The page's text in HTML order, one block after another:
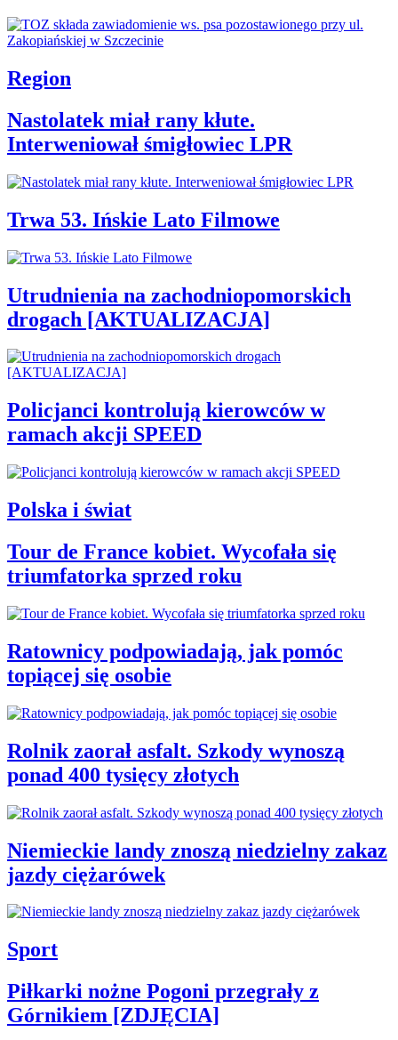
Region
Nastolatek miał rany kłute.
Interweniował śmigłowiec LPR
Trwa 53. Ińskie Lato Filmowe
Utrudnienia na zachodniopomorskich
drogach [AKTUALIZACJA]
Policjanci kontrolują kierowców w
ramach akcji SPEED
Polska i świat
Tour de France kobiet. Wycofała się
triumfatorka sprzed roku
Ratownicy podpowiadają, jak pomóc
topiącej się osobie
Rolnik zaorał asfalt. Szkody wynoszą
ponad 400 tysięcy złotych
Niemieckie landy znoszą niedzielny zakaz
jazdy ciężarówek
Sport
Piłkarki nożne Pogoni przegrały z
Górnikiem [ZDJĘCIA]